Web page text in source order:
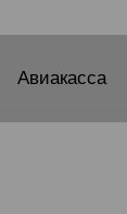
Авиакасса